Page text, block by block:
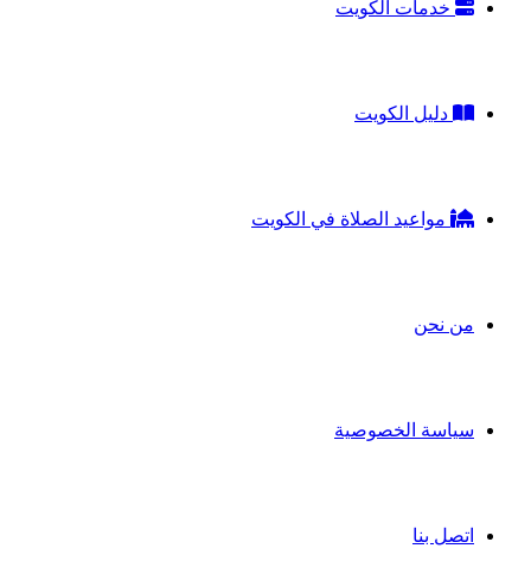
خدمات الكويت
دليل الكويت
مواعيد الصلاة في الكويت
من نحن
سياسة الخصوصية
اتصل بنا